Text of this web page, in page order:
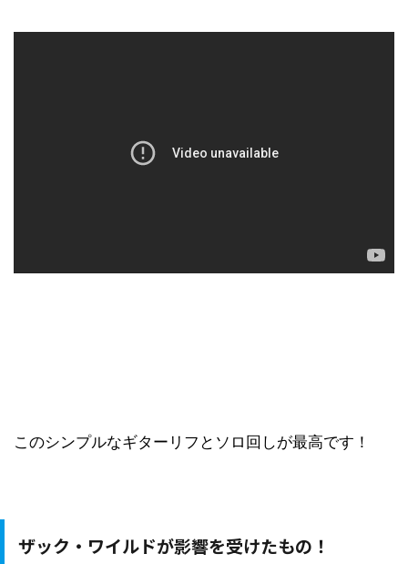
このシンプルなギターリフとソロ回しが最高です！
ザック・ワイルドが影響を受けたもの！